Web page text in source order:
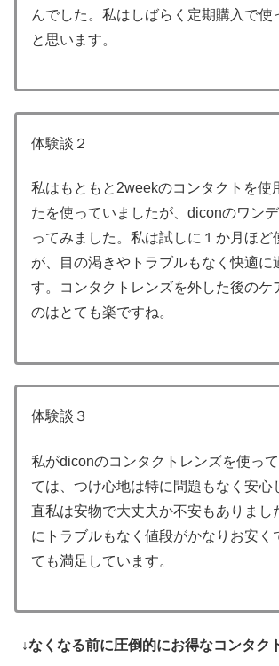
んでした。私はしばらく定期購入で使
と思います。
体験談２
私はもともと2weekのコンタクトを使
たを使っていましたが、diconのワン
ってみました。私は試しに１か月ほど
が、目の渇きやトラブルもなく快適に
す。コンタクトレンズを外した後のケ
のはとても楽ですね。
体験談３
私がdiconのコンタクトレンズを使っ
ては、つけ心地は特に問題もなく安心
直私は安物で大丈夫か不安もありまし
にトラブルもなく値段がかなりお安く
ても満足しています。
↓なくなる前に圧倒的にお得なコンタク